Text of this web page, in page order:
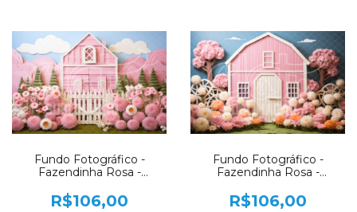
Fundo Fotográfico -
Fazendinha Rosa -
R$106,00
Fundo Fotográfico -
Fazendinha Rosa -
R$106,00